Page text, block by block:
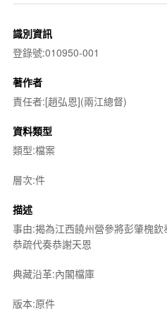
識別資訊
登錄號:010950-001
著作者
責任者:[趙弘恩](兩江總督)
資料類型
類型:檔案
層次:件
描述
事由:揭為江西饒州營參將彭肇槐
恭疏代奏恭謝天恩
典藏沿革:內閣檔庫
版本:原件